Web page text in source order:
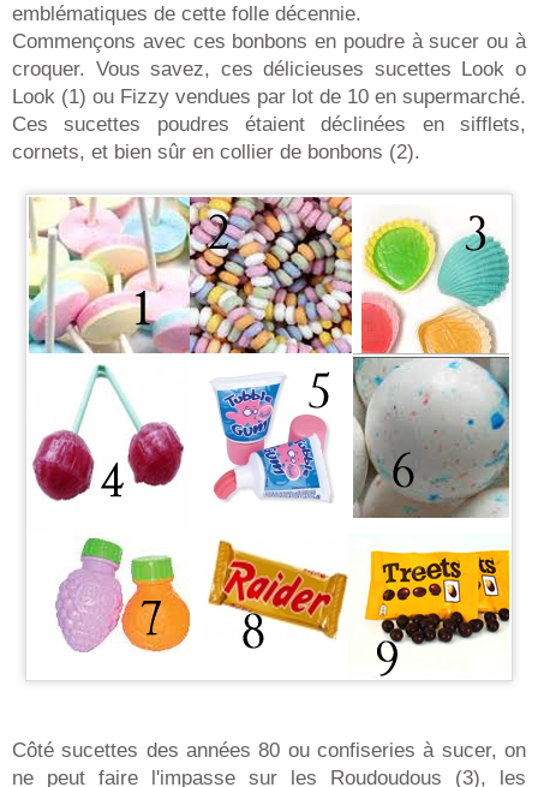
emblématiques de cette folle décennie.
Commençons avec ces bonbons en poudre à sucer ou à
croquer. Vous savez, ces délicieuses sucettes Look o
Look (1) ou Fizzy vendues par lot de 10 en supermarché.
Ces sucettes poudres étaient déclinées en sifflets,
cornets, et bien sûr en collier de bonbons (2).
Côté sucettes des années 80 ou confiseries à sucer, on
ne peut faire l'impasse sur les Roudoudous (3), les